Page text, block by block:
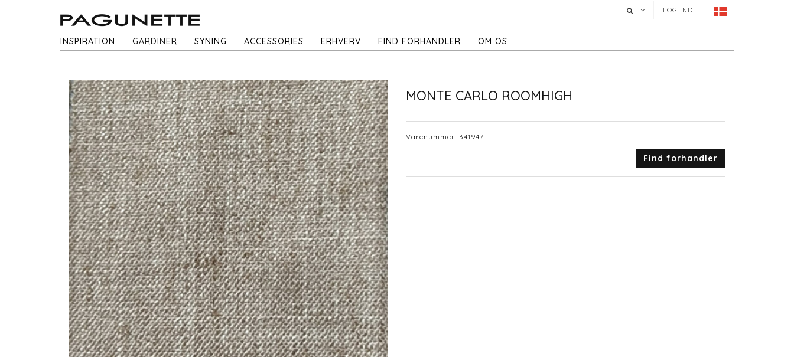
LOG IND
INSPIRATION GARDINER SYNING ACCESSORIES ERHVERV FIND FORHANDLER OM OS
MONTE CARLO ROOMHIGH
Varenummer: 341947
Find forhandler